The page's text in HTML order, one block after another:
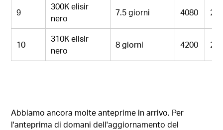
9
300K elisir
nero
7.5 giorni 4080
10
310K elisir
nero
8 giorni 4200
Abbiamo ancora molte anteprime in arrivo. Per
l'anteprima di domani dell'aggiornamento del